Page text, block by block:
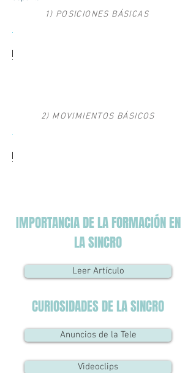
1) POSICIONES BÁSICAS
2) MOVIMIENTOS BÁSICOS
IMPORTANCIA DE LA FORMACIÓN EN
LA SINCRO
Leer Artículo
CURIOSIDADES DE LA SINCRO
Anuncios de la Tele
Videoclips